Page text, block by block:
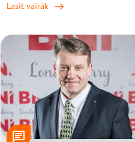
Lasīt vairāk